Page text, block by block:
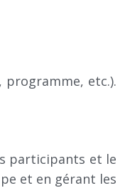
etc.).
participants et le
et en gérant les